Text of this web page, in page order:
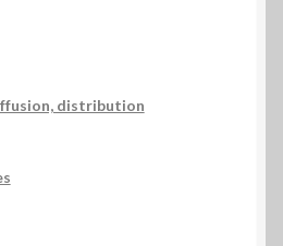
distribution